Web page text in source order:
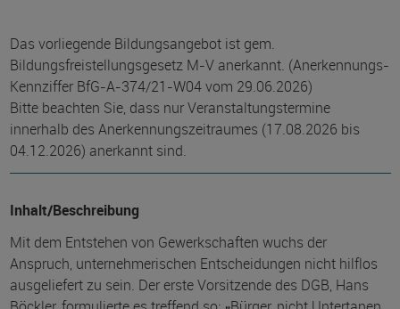
Das vorliegende Bildungsangebot ist gem.
Bildungsfreistellungsgesetz M-V anerkannt. (Anerkennungs-
Kennziffer BfG-A-374/21-W04 vom 29.06.2026)
Bitte beachten Sie, dass nur Veranstaltungstermine
innerhalb des Anerkennungszeitraumes (17.08.2026 bis
04.12.2026) anerkannt sind.
Inhalt/Beschreibung
Mit dem Entstehen von Gewerkschaften wuchs der
Anspruch, unternehmerischen Entscheidungen nicht hilflos
ausgeliefert zu sein. Der erste Vorsitzende des DGB, Hans